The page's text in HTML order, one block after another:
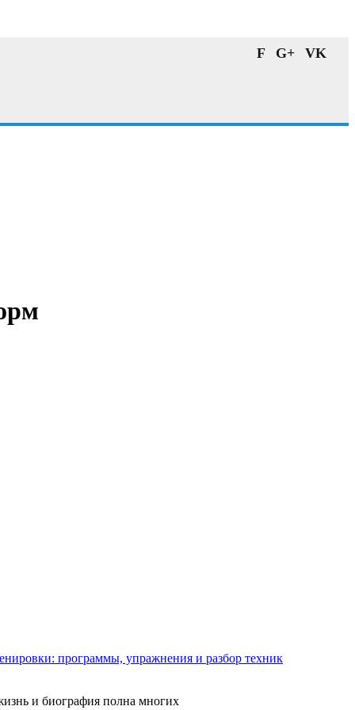
F G+ VK
программы, упражнения и разбор техник
и биография полна многих